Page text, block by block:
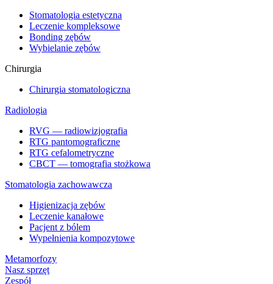
Stomatologia estetyczna
Leczenie kompleksowe
Bonding zębów
Wybielanie zębów
Chirurgia
Chirurgia stomatologiczna
Radiologia
RVG — radiowizjografia
RTG pantomograficzne
RTG cefalometryczne
CBCT — tomografia stożkowa
Stomatologia zachowawcza
Higienizacja zębów
Leczenie kanałowe
Pacjent z bólem
Wypełnienia kompozytowe
Metamorfozy
Nasz sprzęt
Zespół